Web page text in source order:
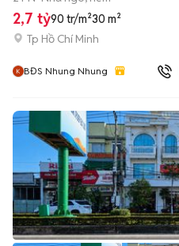
2,7 tỷ90 tr/m²30 m²
Tp Hồ Chí Minh
BĐS Nhung Nhung